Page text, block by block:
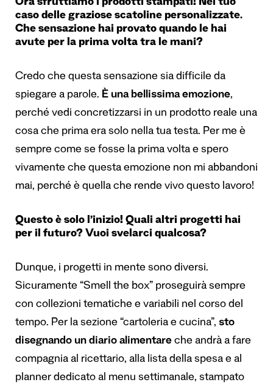
Ora sfruttiamo i prodotti stampati! Nel tuo
caso delle graziose scatoline personalizzate.
Che sensazione hai provato quando le hai
avute per la prima volta tra le mani?
Credo che questa sensazione sia difficile da
spiegare a parole. È una bellissima emozione,
perché vedi concretizzarsi in un prodotto reale una
cosa che prima era solo nella tua testa. Per me è
sempre come se fosse la prima volta e spero
vivamente che questa emozione non mi abbandoni
mai, perché è quella che rende vivo questo lavoro!
Questo è solo l’inizio! Quali altri progetti hai
per il futuro? Vuoi svelarci qualcosa?
Dunque, i progetti in mente sono diversi.
Sicuramente “Smell the box” proseguirà sempre
con collezioni tematiche e variabili nel corso del
tempo. Per la sezione “cartoleria e cucina”, sto
disegnando un diario alimentare che andrà a fare
compagnia al ricettario, alla lista della spesa e al
planner dedicato al menu settimanale, stampato